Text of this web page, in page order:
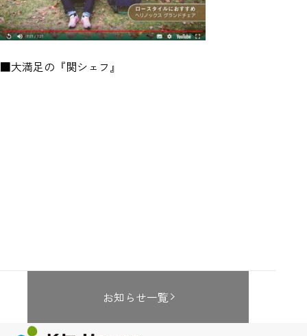
■大満足の『関シェフ』
お知らせ一覧